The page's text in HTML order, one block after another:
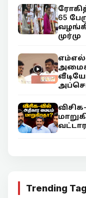
65
முர்மு
Trending